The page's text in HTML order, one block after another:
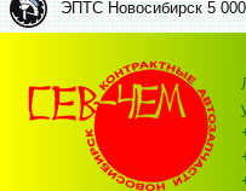
ЭПТС Новосибирск 5